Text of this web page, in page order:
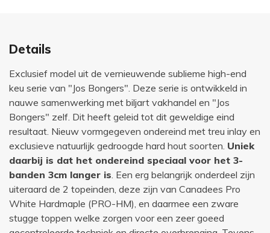
Details
Exclusief model uit de vernieuwende sublieme high-end
keu serie van "Jos Bongers". Deze serie is ontwikkeld in
nauwe samenwerking met biljart vakhandel en "Jos
Bongers" zelf. Dit heeft geleid tot dit geweldige eind
resultaat. Nieuw vormgegeven ondereind met treu inlay en
exclusieve natuurlijk gedroogde hard hout soorten. Uniek
daarbij is dat het ondereind speciaal voor het 3-
banden 3cm langer is. Een erg belangrijk onderdeel zijn
uiteraard de 2 topeinden, deze zijn van Canadees Pro
White Hardmaple (PRO-HM), en daarmee een zware
stugge toppen welke zorgen voor een zeer goeed